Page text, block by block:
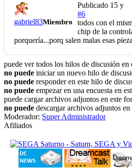
gabriel83Miembro
Publicado 15 y
#6
todos con el
chip de la
porquería...porq salen malas esas
puede ver todos los hilos de discusión en
no puede iniciar un nuevo hilo de
no puede responder en este hilo de
no puede empezar en una encuesta en
puede cargar archivos adjuntos en este
no puede descargar archivos adjuntos en
Moderador: Super Administrador
Afiliados